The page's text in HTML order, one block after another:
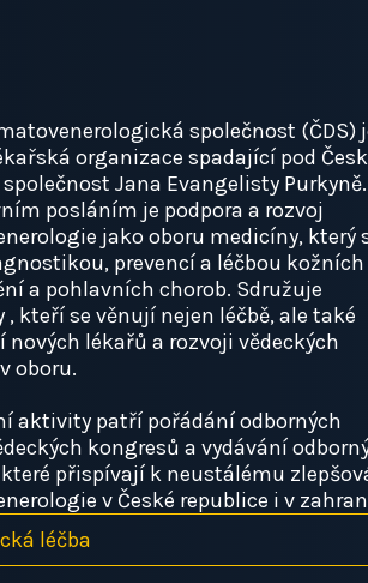
společnost (ČDS)
organizace spadající pod
Jana Evangelisty Purkyně.
posláním je podpora a rozvoj
jako oboru medicíny, který
prevencí a léčbou kožních
a pohlavních chorob. Sdružuje
, kteří se věnují nejen léčbě, ale také
nových lékařů a rozvoji vědeckých
oboru.
aktivity patří pořádání odborných
kongresů a vydávání
přispívají k neustálému
v České republice i v
léčba